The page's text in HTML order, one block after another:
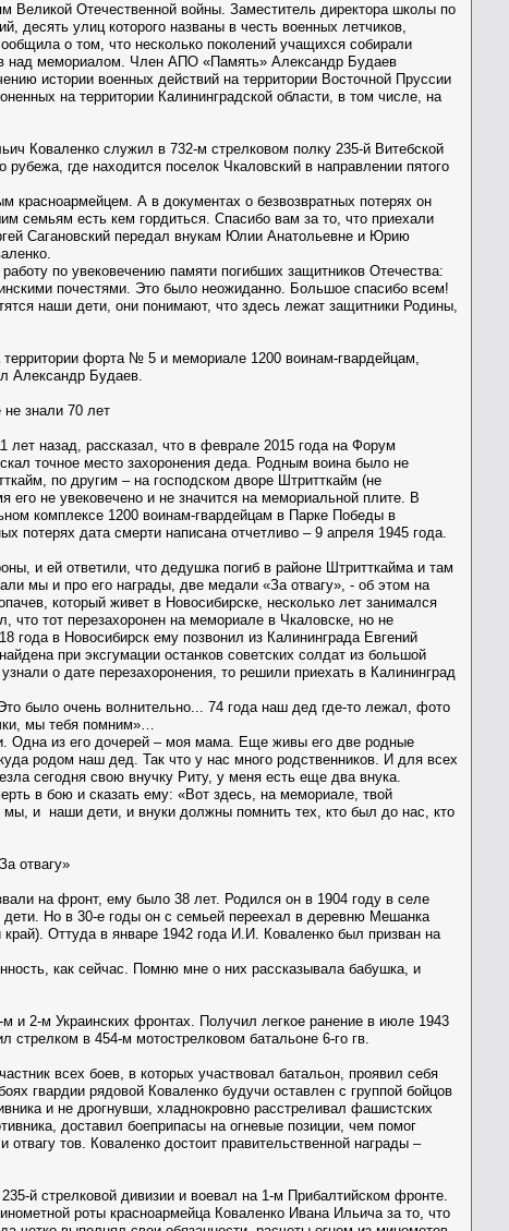
Великой Отечественной войны. Заместитель директора школы по
десять улиц которого названы в честь военных летчиков,
о том, что несколько поколений учащихся собирали
над мемориалом. Член АПО «Память» Александр Будаев
истории военных действий на территории Восточной Пруссии
на территории Калининградской области, в том числе, на
Коваленко служил в 732-м стрелковом полку 235-й Витебской
рубежа, где находится поселок Чкаловский в направлении пятого
красноармейцем. А в документах о безвозвратных потерях он
семьям есть кем гордиться. Спасибо вам за то, что приехали
Сагановский передал внукам Юлии Анатольевне и Юрию
по увековечению памяти погибших защитников Отечества:
почестями. Это было неожиданно. Большое спасибо всем!
наши дети, они понимают, что здесь лежат защитники Родины,
форта № 5 и мемориале 1200 воинам-гвардейцам,
Александр Будаев.
знали 70 лет
назад, рассказал, что в феврале 2015 года на Форум
точное место захоронения деда. Родным воина было не
по другим – на господском дворе Штритткайм (не
не увековечено и не значится на мемориальной плите. В
комплексе 1200 воинам-гвардейцам в Парке Победы в
потерях дата смерти написана отчетливо – 9 апреля 1945 года.
и ей ответили, что дедушка погиб в районе Штритткайма и там
мы и про его награды, две медали «За отвагу», - об этом на
который живет в Новосибирске, несколько лет занимался
тот перезахоронен на мемориале в Чкаловске, но не
в Новосибирск ему позвонил из Калининграда Евгений
при эксгумации останков советских солдат из большой
о дате перезахоронения, то решили приехать в Калининград
было очень волнительно... 74 года наш дед где-то лежал, фото
мы тебя помним»…
Одна из его дочерей – моя мама. Еще живы его две родные
родом наш дед. Так что у нас много родственников. И для всех
сегодня свою внучку Риту, у меня есть еще два внука.
в бою и сказать ему: «Вот здесь, на мемориале, твой
и наши дети, и внуки должны помнить тех, кто был до нас, кто
отвагу»
на фронт, ему было 38 лет. Родился он в 1904 году в селе
дети. Но в 30-е годы он с семьей переехал в деревню Мешанка
Оттуда в январе 1942 года И.И. Коваленко был призван на
как сейчас. Помню мне о них рассказывала бабушка, и
и 2-м Украинских фронтах. Получил легкое ранение в июле 1943
стрелком в 454-м мотострелковом батальоне 6-го гв.
всех боев, в которых участвовал батальон, проявил себя
гвардии рядовой Коваленко будучи оставлен с группой бойцов
и не дрогнувши, хладнокровно расстреливал фашистских
доставил боеприпасы на огневые позиции, чем помог
тов. Коваленко достоит правительственной награды –
й стрелковой дивизии и воевал на 1-м Прибалтийском фронте.
роты красноармейца Коваленко Ивана Ильича за то, что